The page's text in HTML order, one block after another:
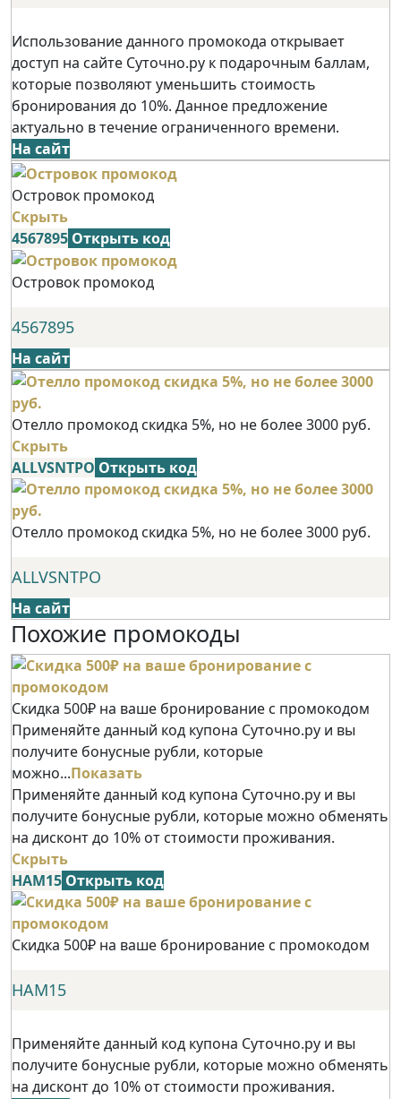
Использование данного промокода открывает
доступ на сайте Суточно.ру к подарочным баллам,
которые позволяют уменьшить стоимость
бронирования до 10%. Данное предложение
актуально в течение ограниченного времени.
На сайт
Островок промокод
Скрыть
4567895 Открыть код
Островок промокод
4567895
На сайт
Отелло промокод скидка 5%, но не более 3000 руб.
Скрыть
ALLVSNTPO Открыть код
Отелло промокод скидка 5%, но не более 3000 руб.
ALLVSNTPO
На сайт
Похожие промокоды
Скидка 500₽ на ваше бронирование с промокодом
Применяйте данный код купона Суточно.ру и вы
получите бонусные рубли, которые
можно...Показать
Применяйте данный код купона Суточно.ру и вы
получите бонусные рубли, которые можно обменять
на дисконт до 10% от стоимости проживания.
Скрыть
НАМ15 Открыть код
Скидка 500₽ на ваше бронирование с промокодом
НАМ15
Применяйте данный код купона Суточно.ру и вы
получите бонусные рубли, которые можно обменять
на дисконт до 10% от стоимости проживания.